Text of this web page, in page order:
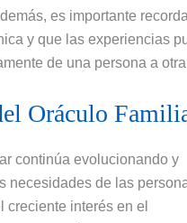
es importante
y que las experiencias
de una persona a
Oráculo
continúa evolucionando y
necesidades de las
creciente interés en el